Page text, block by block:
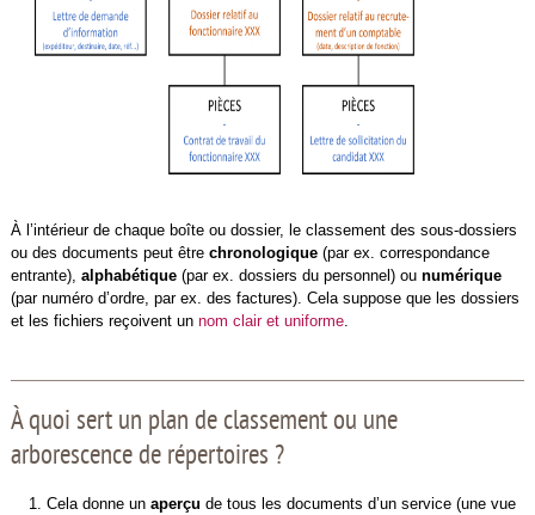
À l’intérieur de chaque boîte ou dossier, le classement des sous-dossiers
ou des documents peut être chronologique(par ex. correspondance
entrante), alphabétique(par ex. dossiers du personnel) ou numérique
(par numéro d’ordre, par ex. des factures). Cela suppose que les dossiers
et les fichiers reçoivent un nom clair et uniforme.
À quoi sert un plan de classement ou une
arborescence de répertoires ?
Cela donne un aperçu de tous les documents d’un service (une vue